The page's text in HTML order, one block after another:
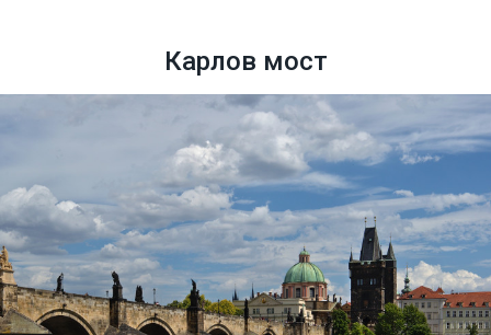
Карлов мост